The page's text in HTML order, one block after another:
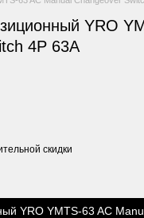
YRO
4P 63A
скидки
YRO YMTS-63 AC